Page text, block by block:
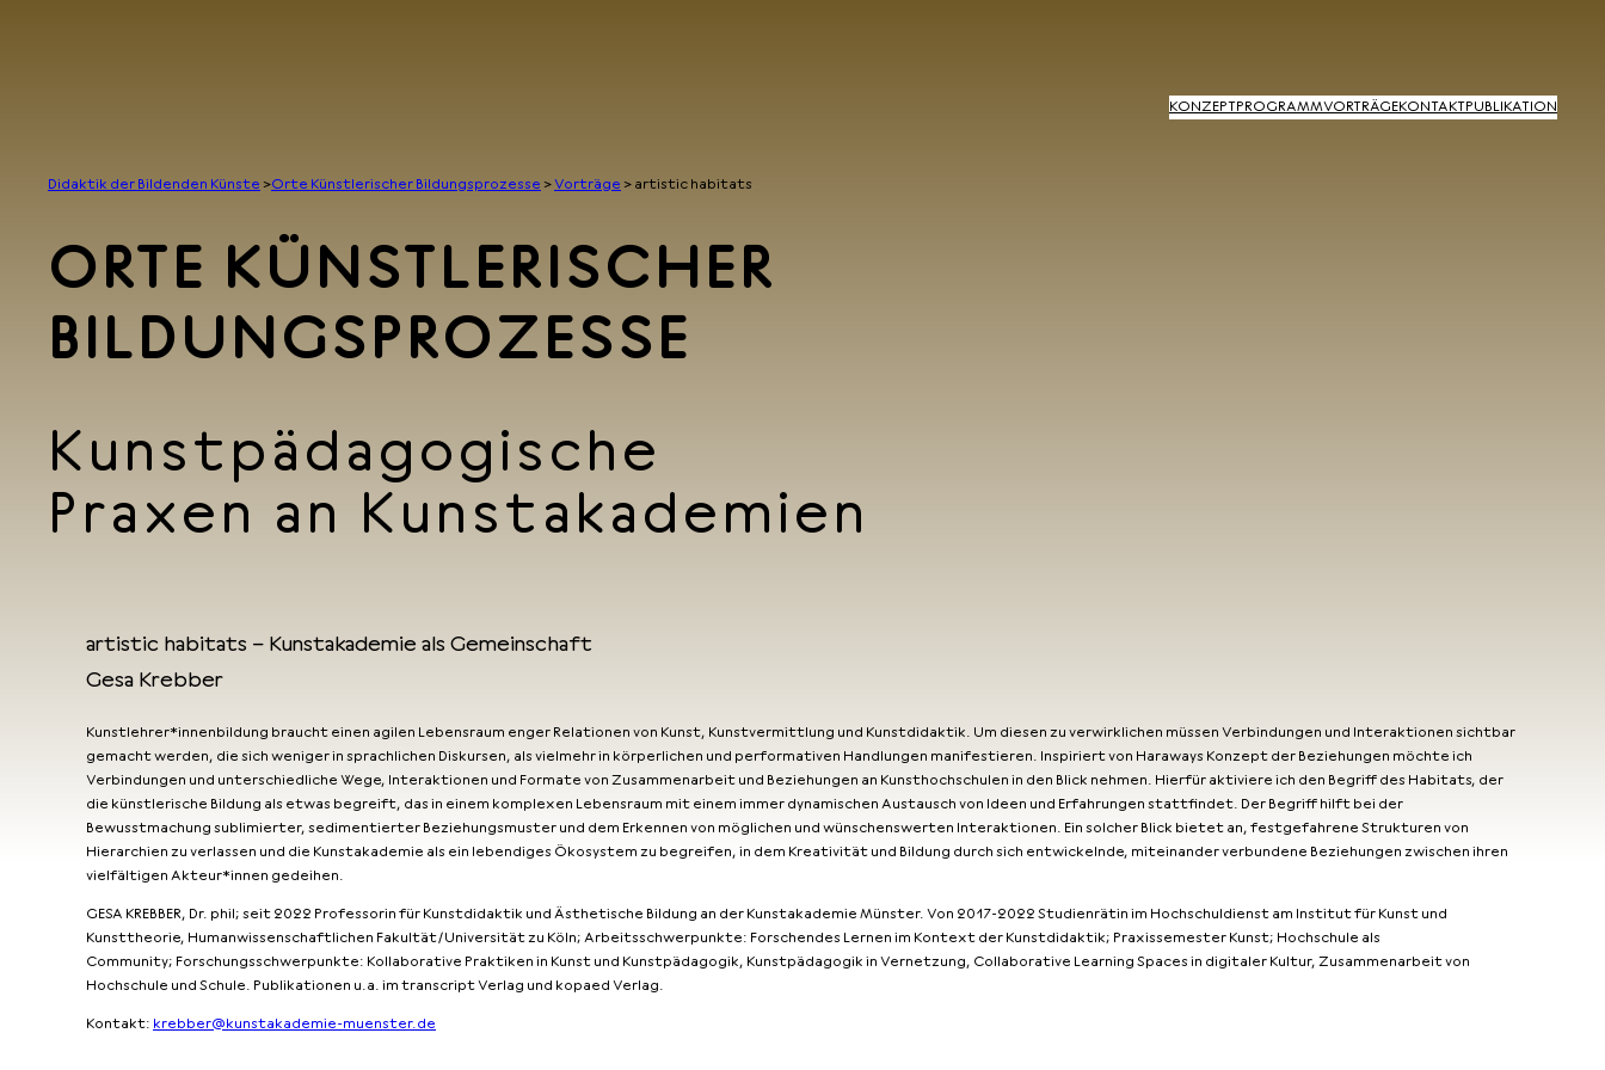
KONZEPT PROGRAMMVORTRÄGEKONTAKT PUBLIKATION
Didaktik der Bildenden Künste >Orte Künstlerischer Bildungsprozesse > Vorträge > artistic habitats
ORTE KÜNSTLERISCHER
BILDUNGSPROZESSE
Kunstpädagogische
Praxen an Kunstakademien
artistic habitats – Kunstakademie als Gemeinschaft
Gesa Krebber
Kunstlehrer*innenbildung braucht einen agilen Lebensraum enger Relationen von Kunst, Kunstvermittlung und Kunstdidaktik. Um diesen zu verwirklichen müssen Verbindungen und Interaktionen sichtbar
gemacht werden, die sich weniger in sprachlichen Diskursen, als vielmehr in körperlichen und performativen Handlungen manifestieren. Inspiriert von Haraways Konzept der Beziehungen möchte ich
Verbindungen und unterschiedliche Wege, Interaktionen und Formate von Zusammenarbeit und Beziehungen an Kunsthochschulen in den Blick nehmen. Hierfür aktiviere ich den Begriff des Habitats, der
die künstlerische Bildung als etwas begreift, das in einem komplexen Lebensraum mit einem immer dynamischen Austausch von Ideen und Erfahrungen stattfindet. Der Begriff hilft bei der
Bewusstmachung sublimierter, sedimentierter Beziehungsmuster und dem Erkennen von möglichen und wünschenswerten Interaktionen. Ein solcher Blick bietet an, festgefahrene Strukturen von
Hierarchien zu verlassen und die Kunstakademie als ein lebendiges Ökosystem zu begreifen, in dem Kreativität und Bildung durch sich entwickelnde, miteinander verbundene Beziehungen zwischen ihren
vielfältigen Akteur*innen gedeihen.
GESA KREBBER, Dr. phil; seit 2022 Professorin für Kunstdidaktik und Ästhetische Bildung an der Kunstakademie Münster. Von 2017-2022 Studienrätin im Hochschuldienst am Institut für Kunst und
Kunsttheorie, Humanwissenschaftlichen Fakultät/Universität zu Köln; Arbeitsschwerpunkte: Forschendes Lernen im Kontext der Kunstdidaktik; Praxissemester Kunst; Hochschule als
Community; Forschungsschwerpunkte: Kollaborative Praktiken in Kunst und Kunstpädagogik, Kunstpädagogik in Vernetzung, Collaborative Learning Spaces in digitaler Kultur, Zusammenarbeit von
Hochschule und Schule. Publikationen u.a. im transcript Verlag und kopaed Verlag.
Kontakt: krebber@kunstakademie-muenster.de